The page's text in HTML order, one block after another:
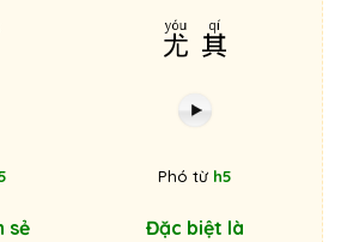
sẻ
尤其
Phó từ h5
Đặc biệt là